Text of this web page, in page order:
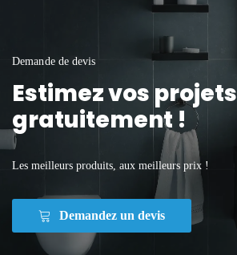
Demande de devis
Estimez vos projets
gratuitement !
Les meilleurs produits, aux meilleurs prix !
Demandez un devis